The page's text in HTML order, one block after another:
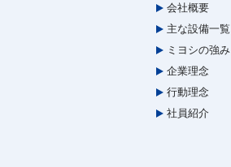
会社概要
主な設備一覧
ミヨシの強み
企業理念
行動理念
社員紹介